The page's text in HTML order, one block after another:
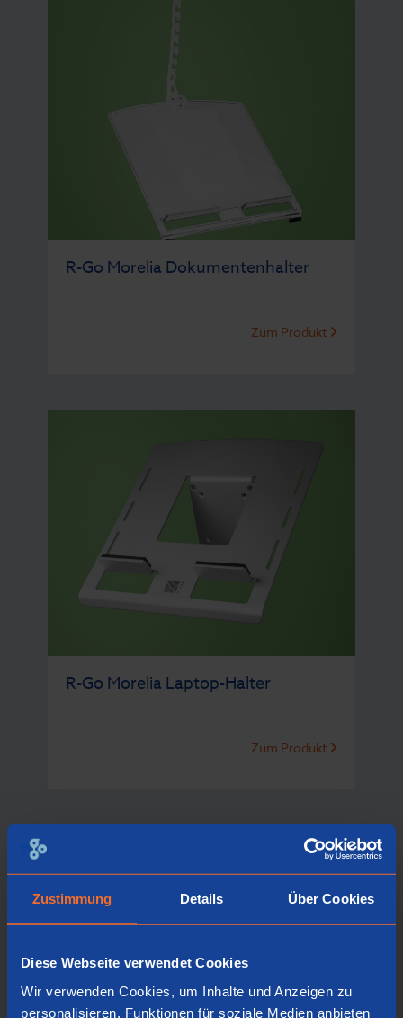
Zustimmung Details Über Cookies
Diese Webseite verwendet Cookies
Wir verwenden Cookies, um Inhalte und Anzeigen zu
personalisieren, Funktionen für soziale Medien anbieten
R-Go Morelia Dokumentenhalter
Zum Produkt
R-Go Morelia Laptop-Halter
Zum Produkt